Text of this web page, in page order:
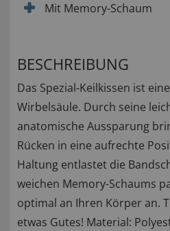
Mit Memory-Schaum
BESCHREIBUNG
Das Spezial-Keilkissen ist
Wirbelsäule. Durch seine
anatomische Aussparung
Rücken in eine aufrechte
Haltung entlastet die
weichen Memory-Schaums
optimal an Ihren Körper an.
etwas Gutes! Material: